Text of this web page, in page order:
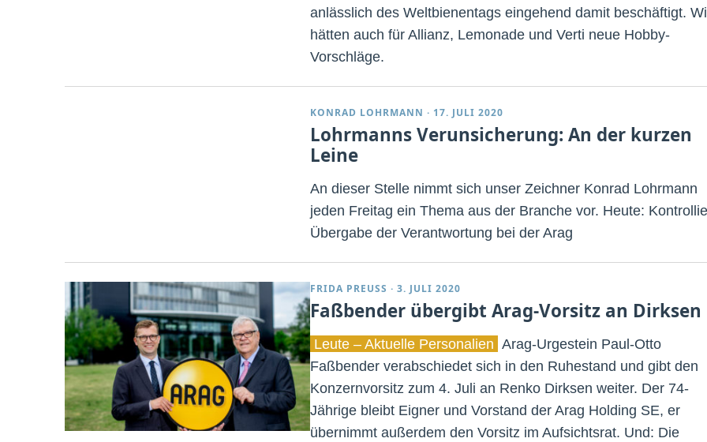
anlässlich des Weltbienentags eingehend damit beschäftigt.
hätten auch für Allianz, Lemonade und Verti neue Hobby-
Vorschläge.
KONRAD LOHRMANN · 17. JULI 2020
Lohrmanns Verunsicherung: An der kurzen
Leine
An dieser Stelle nimmt sich unser Zeichner Konrad Lohrmann
jeden Freitag ein Thema aus der Branche vor. Heute:
Übergabe der Verantwortung bei der Arag
FRIDA PREUSS · 3. JULI 2020
Faßbender übergibt Arag-Vorsitz an Dirksen
Leute – Aktuelle Personalien Arag-Urgestein Paul-Otto
Faßbender verabschiedet sich in den Ruhestand und gibt den
Konzernvorsitz zum 4. Juli an Renko Dirksen weiter. Der 74-
Jährige bleibt Eigner und Vorstand der Arag Holding SE, er
übernimmt außerdem den Vorsitz im Aufsichtsrat. Und: Die